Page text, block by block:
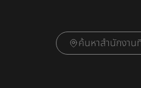
ค้นหาสำนักงาน